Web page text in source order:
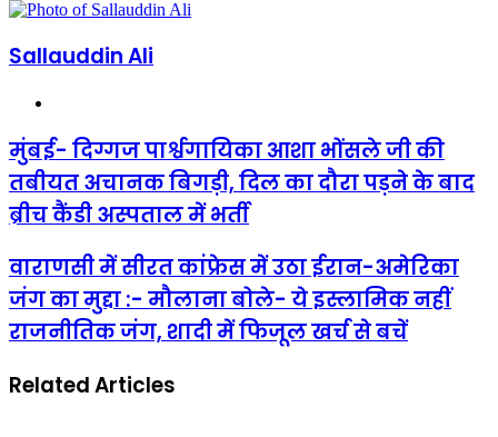
Sallauddin Ali
मुंबई-
दिग्गज
पार्श्वगायिका
आशा
भोंसले
की
तबीयत
अचानक
बिगड़ी,
दिल
दौरा
मुंबई- दिग्गज पार्श्वगायिका आशा भोंसले जी की
तबीयत अचानक बिगड़ी, दिल का दौरा पड़ने के बाद
ब्रीच कैंडी अस्पताल में भर्ती
वाराणसी
में
सीरत
कांफ्रेस
में
ईरान-
वाराणसी में सीरत कांफ्रेस में उठा ईरान-अमेरिका
जंग का मुद्दा :- मौलाना बोले- ये इस्लामिक नहीं
राजनीतिक जंग, शादी में फिजूल खर्च से बचें
Related Articles